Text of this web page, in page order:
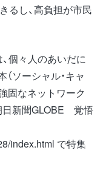
るし、高負担が市民
個々人のあいだに
ソーシャル・キャ
固なネットワーク
日新聞GLOBE 覚悟
index.html で特集